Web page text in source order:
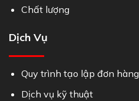
Chất lượng
Dịch Vụ
Quy trình tạo lập đơn hàng
Dịch vụ kỹ thuật